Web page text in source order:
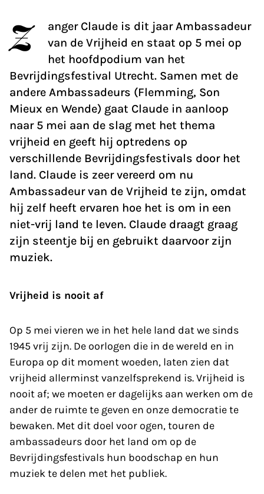
Z
anger Claude is dit jaar Ambassadeur
van de Vrijheid en staat op 5 mei op
het hoofdpodium van het
Bevrijdingsfestival Utrecht. Samen met de
andere Ambassadeurs (Flemming, Son
Mieux en Wende) gaat Claude in aanloop
naar 5 mei aan de slag met het thema
vrijheid en geeft hij optredens op
verschillende Bevrijdingsfestivals door het
land. Claude is zeer vereerd om nu
Ambassadeur van de Vrijheid te zijn, omdat
hij zelf heeft ervaren hoe het is om in een
niet-vrij land te leven. Claude draagt graag
zijn steentje bij en gebruikt daarvoor zijn
muziek.
Vrijheid is nooit af
Op 5 mei vieren we in het hele land dat we sinds
1945 vrij zijn. De oorlogen die in de wereld en in
Europa op dit moment woeden, laten zien dat
vrijheid allerminst vanzelfsprekend is. Vrijheid is
nooit af; we moeten er dagelijks aan werken om de
ander de ruimte te geven en onze democratie te
bewaken. Met dit doel voor ogen, touren de
ambassadeurs door het land om op de
Bevrijdingsfestivals hun boodschap en hun
muziek te delen met het publiek.